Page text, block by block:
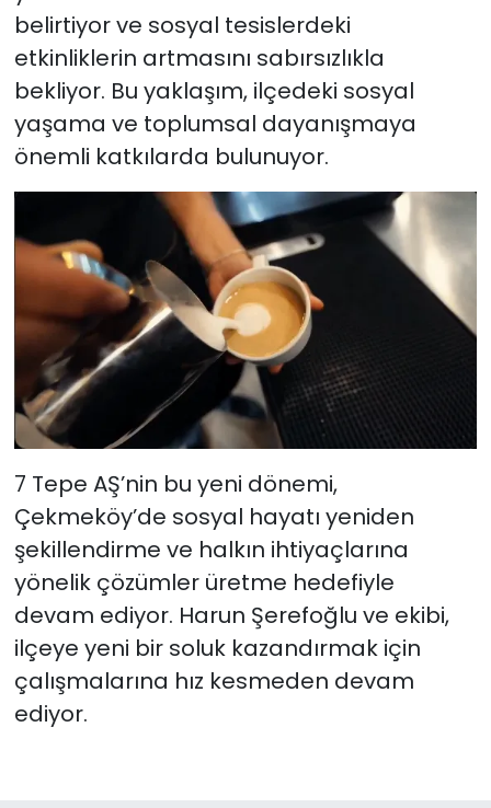
belirtiyor ve sosyal tesislerdeki
etkinliklerin artmasını sabırsızlıkla
bekliyor. Bu yaklaşım, ilçedeki sosyal
yaşama ve toplumsal dayanışmaya
önemli katkılarda bulunuyor.
7 Tepe AŞ’nin bu yeni dönemi,
Çekmeköy’de sosyal hayatı yeniden
şekillendirme ve halkın ihtiyaçlarına
yönelik çözümler üretme hedefiyle
devam ediyor. Harun Şerefoğlu ve ekibi,
ilçeye yeni bir soluk kazandırmak için
çalışmalarına hız kesmeden devam
ediyor.